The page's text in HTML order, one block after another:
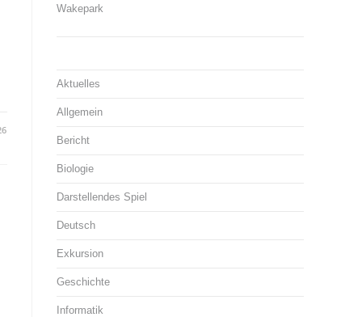
Wakepark
Aktuelles
Allgemein
Bericht
Biologie
Darstellendes Spiel
Deutsch
Exkursion
Geschichte
Informatik